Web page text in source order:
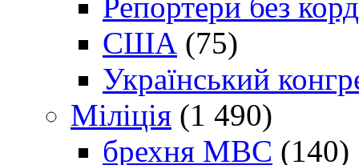
США (75)
Український
Міліція (1 490)
брехня МВС (140)